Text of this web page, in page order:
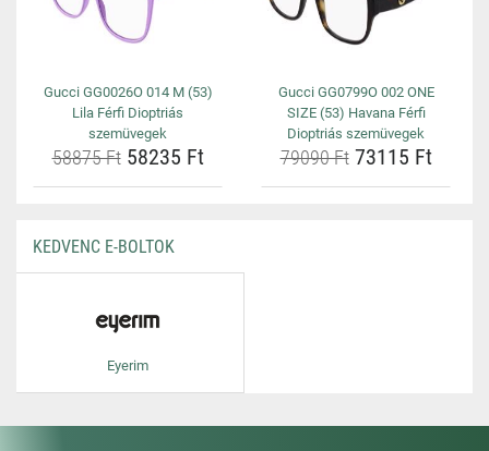
Gucci GG0026O 014 M (53)
Lila Férfi Dioptriás
szemüvegek
58875 Ft58235 Ft
Gucci GG0799O 002 ONE
SIZE (53) Havana Férfi
Dioptriás szemüvegek
79090 Ft73115 Ft
KEDVENC E-BOLTOK
Eyerim